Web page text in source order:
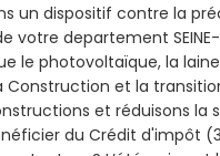
un dispositif contre la
votre departement
le photovoltaïque, la
Construction et la
et réduisons la
du Crédit d'impôt